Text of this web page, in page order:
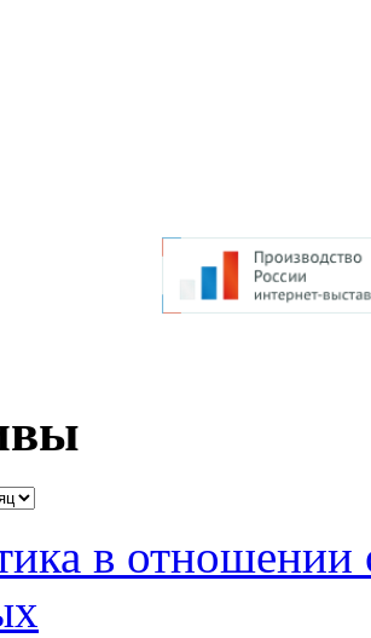
в отношении